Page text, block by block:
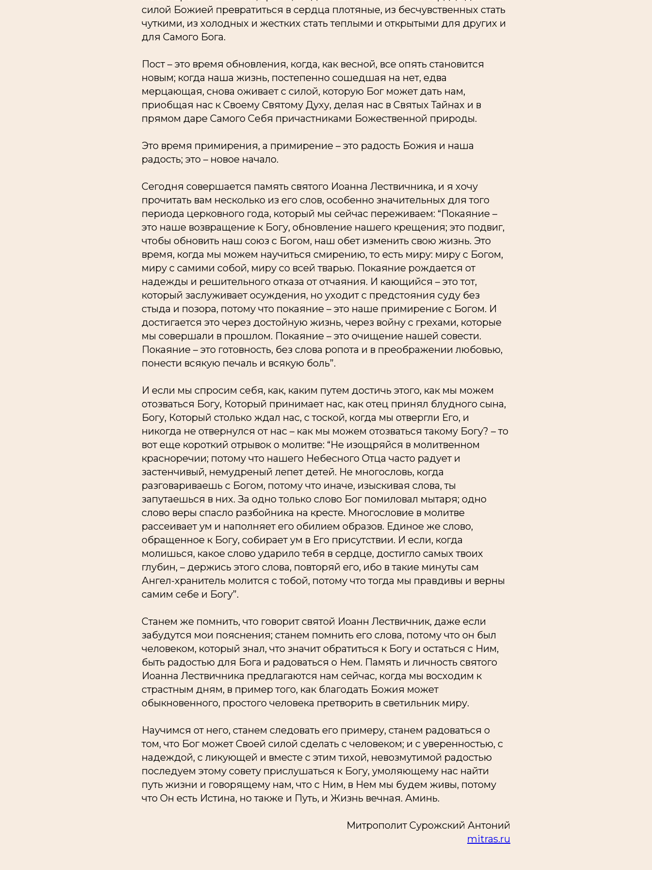
силой Божией превратиться в сердца плотяные, из бесчувственных стать
чуткими, из холодных и жестких стать теплыми и открытыми для других и
для Самого Бога.
Пост – это время обновления, когда, как весной, все опять становится
новым; когда наша жизнь, постепенно сошедшая на нет, едва
мерцающая, снова оживает с силой, которую Бог может дать нам,
приобщая нас к Своему Святому Духу, делая нас в Святых Тайнах и в
прямом даре Самого Себя причастниками Божественной природы.
Это время примирения, а примирение – это радость Божия и наша
радость; это – новое начало.
Сегодня совершается память святого Иоанна Лествичника, и я хочу
прочитать вам несколько из его слов, особенно значительных для того
периода церковного года, который мы сейчас переживаем: “Покаяние –
это наше возвращение к Богу, обновление нашего крещения; это подвиг,
чтобы обновить наш союз с Богом, наш обет изменить свою жизнь. Это
время, когда мы можем научиться смирению, то есть миру: миру с Богом,
миру с самими собой, миру со всей тварью. Покаяние рождается от
надежды и решительного отказа от отчаяния. И кающийся – это тот,
который заслуживает осуждения, но уходит с предстояния суду без
стыда и позора, потому что покаяние – это наше примирение с Богом. И
достигается это через достойную жизнь, через войну с грехами, которые
мы совершали в прошлом. Покаяние – это очищение нашей совести.
Покаяние – это готовность, без слова ропота и в преображении любовью,
понести всякую печаль и всякую боль”.
И если мы спросим себя, как, каким путем достичь этого, как мы можем
отозваться Богу, Который принимает нас, как отец принял блудного сына,
Богу, Который столько ждал нас, с тоской, когда мы отвергли Его, и
никогда не отвернулся от нас – как мы можем отозваться такому Богу? – то
вот еще короткий отрывок о молитве: “Не изощряйся в молитвенном
красноречии; потому что нашего Небесного Отца часто радует и
застенчивый, немудреный лепет детей. Не многословь, когда
разговариваешь с Богом, потому что иначе, изыскивая слова, ты
запутаешься в них. За одно только слово Бог помиловал мытаря; одно
слово веры спасло разбойника на кресте. Многословие в молитве
рассеивает ум и наполняет его обилием образов. Единое же слово,
обращенное к Богу, собирает ум в Его присутствии. И если, когда
молишься, какое слово ударило тебя в сердце, достигло самых твоих
глубин, – держись этого слова, повторяй его, ибо в такие минуты сам
Ангел-хранитель молится с тобой, потому что тогда мы правдивы и верны
самим себе и Богу”.
Станем же помнить, что говорит святой Иоанн Лествичник, даже если
забудутся мои пояснения; станем помнить его слова, потому что он был
человеком, который знал, что значит обратиться к Богу и остаться с Ним,
быть радостью для Бога и радоваться о Нем. Память и личность святого
Иоанна Лествичника предлагаются нам сейчас, когда мы восходим к
страстным дням, в пример того, как благодать Божия может
обыкновенного, простого человека претворить в светильник миру.
Научимся от него, станем следовать его примеру, станем радоваться о
том, что Бог может Своей силой сделать с человеком; и с уверенностью, с
надеждой, с ликующей и вместе с этим тихой, невозмутимой радостью
последуем этому совету прислушаться к Богу, умоляющему нас найти
путь жизни и говорящему нам, что с Ним, в Нем мы будем живы, потому
что Он есть Истина, но также и Путь, и Жизнь вечная. Аминь.
Митрополит Сурожский Антоний
mitras.ru